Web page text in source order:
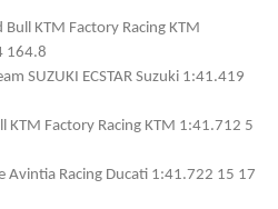
Bull KTM Factory Racing KTM
164.8
SUZUKI ECSTAR Suzuki 1:41.419
KTM Factory Racing KTM 1:41.712 5
Avintia Racing Ducati 1:41.722 15 17